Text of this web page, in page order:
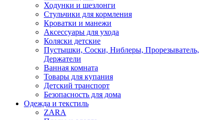
Ходунки и шезлонги
Стульчики для кормления
Кроватки и манежи
Аксессуары для ухода
Коляски детские
Пустышки, Соски, Ниблеры, Прорезыватель,
Держатели
Ванная комната
Товары для купания
Детский транспорт
Безопасность для дома
Одежда и текстиль
ZARA